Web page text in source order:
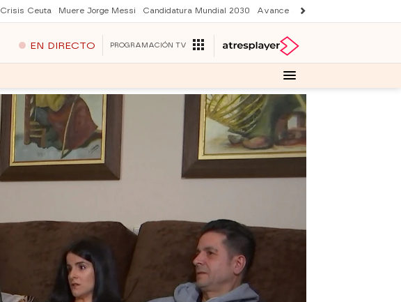
Crisis Ceuta Muere Jorge Messi Candidatura Mundial 2030 Avance Sueños de libertad
EN DIRECTO PROGRAMACIÓN TV